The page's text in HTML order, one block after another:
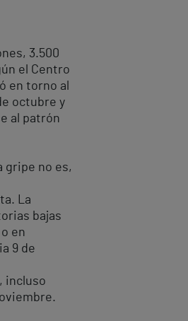
3.500
el Centro
en torno al
octubre y
al patrón
gripe no es,
La
bajas
en
9 de
incluso